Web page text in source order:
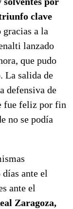
clave
gracias a la
lanzado
que pudo
La salida de
defensiva de
fue feliz por fin
no se podía
ante el
ante el
Zaragoza,